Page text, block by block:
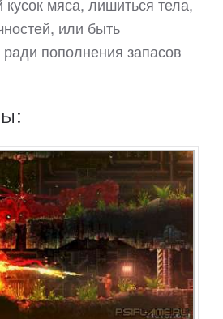
или быть
пополнения запасов